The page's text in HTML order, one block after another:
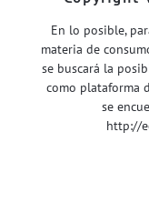
En lo posible,
materia de
se buscará la
como plataforma
se
http://